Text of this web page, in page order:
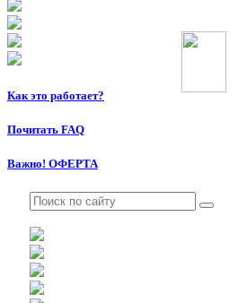
Как это работает?
Почитать FAQ
Важно! ОФЕРТА